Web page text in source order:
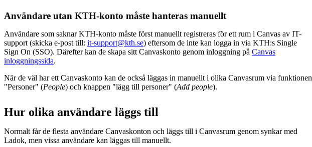
Användare utan KTH-konto måste hanteras manuellt
Användare som saknar KTH-konto måste först manuellt registreras för ett rum i Canvas av IT-
support (skicka e-post till: it-support@kth.se) eftersom de inte kan logga in via KTH:s Single
Sign On (SSO). Därefter kan de skapa sitt Canvaskonto genom inloggning på Canvas
inloggningssida.
När de väl har ett Canvaskonto kan de också läggas in manuellt i olika Canvasrum via funktionen
"Personer" (People) och knappen "lägg till personer" (Add people).
Hur olika användare läggs till
Normalt får de flesta användare Canvaskonton och läggs till i Canvasrum genom synkar med
Ladok, men vissa användare kan läggas till manuellt.